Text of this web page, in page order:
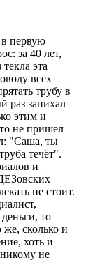
первую
за 40 лет,
эта
всех
трубу в
раз запихал
этим и
не пришел
"Саша, ты
течёт".
и
не стоит.
то
сколько и
хоть и
не